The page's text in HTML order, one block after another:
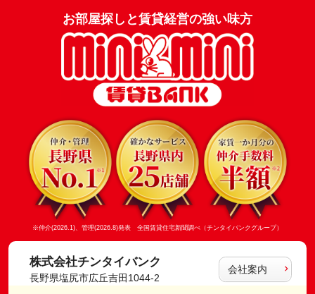
お部屋探しと賃貸経営の強い味方
※仲介(2026.1)、管理(2026.8)発表 全国賃貸住宅新聞調べ（チンタイバンクグループ）
株式会社チンタイバンク
長野県塩尻市広丘吉田1044-2
会社案内